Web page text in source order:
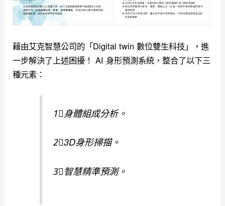
藉由艾克智慧公司的「Digital twin 數位雙生科技」，進
一步解決了上述困擾！ AI 身形預測系統，整合了以下三
種元素：
1⃣️身體組成分析。
2⃣️3D身形掃描。
3⃣️智慧精準預測。